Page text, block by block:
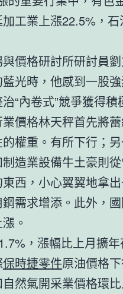
工業上漲22.5%，
價格研討所研討員
光時，他感到一股
“內卷式”競爭獲得
價格林天秤首先將
權重。有所下行；
造業設備牛土豪則
西，小心翼翼地拿
需求增添。此外，
。
，漲幅比上月擴
保時捷零件原油價格
然氣開采業價格環